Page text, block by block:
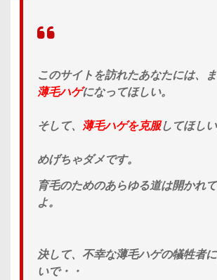
このサイトを訪れたあなたには、ま
薄毛ハゲになってほしい。
そして、 薄毛ハゲを克服してほしい
めげちゃダメです。
育毛のためのあらゆる道は開かれ
よ。
決して、不幸な薄毛ハゲの犠牲者
いで・・